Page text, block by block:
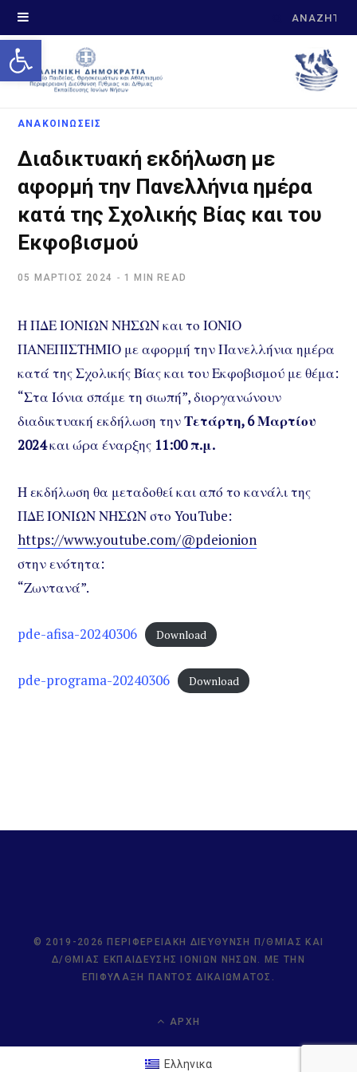
Open toolbar
Search
ΑΝΑΚΟΙΝΩΣΕΙΣ
Διαδικτυακή εκδήλωση με
αφορμή την Πανελλήνια ημέρα
κατά της Σχολικής Βίας και του
Εκφοβισμού
05 ΜΆΡΤΙΟΣ 2024 1 MIN READ
Η ΠΔΕ ΙΟΝΙΩΝ ΝΗΣΩΝ και το ΙΟΝΙΟ
ΠΑΝΕΠΙΣΤΗΜΙΟ με αφορμή την Πανελλήνια ημέρα
κατά της Σχολικής Βίας και του Εκφοβισμού με θέμα:
“Στα Ιόνια σπάμε τη σιωπή”, διοργανώνουν
διαδικτυακή εκδήλωση τηνΤετάρτη, 6 Μαρτίου
2024και ώρα έναρξης 11:00 π.μ.
Η εκδήλωση θα μεταδοθεί και από το κανάλι της
ΠΔΕ ΙΟΝΙΩΝ ΝΗΣΩΝ στο YouTube:
https://www.youtube.com/@pdeionion
στην ενότητα:
“Ζωντανά”.
pde-afisa-20240306 Download
pde-programa-20240306 Download
© 2019-2026 ΠΕΡΙΦΕΡΕΙΑΚΉ ΔΙΕΎΘΥΝΣΗ Π/ΘΜΙΑΣ ΚΑΙ
Δ/ΘΜΙΑΣ ΕΚΠΑΊΔΕΥΣΗΣ ΙΟΝΊΩΝ ΝΉΣΩΝ. ΜΕ ΤΗΝ
ΕΠΙΦΎΛΑΞΗ ΠΑΝΤΌΣ ΔΙΚΑΙΏΜΑΤΟΣ.
ΑΡΧΉ
Ελληνικα